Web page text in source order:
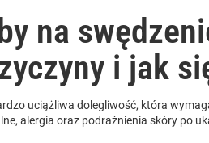
na
i jak
uciążliwa dolegliwość, która
alergia oraz podrażnienia skóry po